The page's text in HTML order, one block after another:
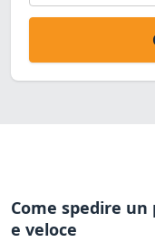
Come spedire un
e veloce